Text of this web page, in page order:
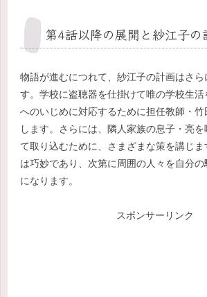
第4話以降の展開と紗江子の
物語が進むにつれて、紗江子の計画はさら
す。学校に盗聴器を仕掛けて唯の学校生
へのいじめに対応するために担任教師・
します。さらには、隣人家族の息子・亮
て取り込むために、さまざまな策を講じ
は巧妙であり、次第に周囲の人々を自分の
になります。
スポンサーリンク